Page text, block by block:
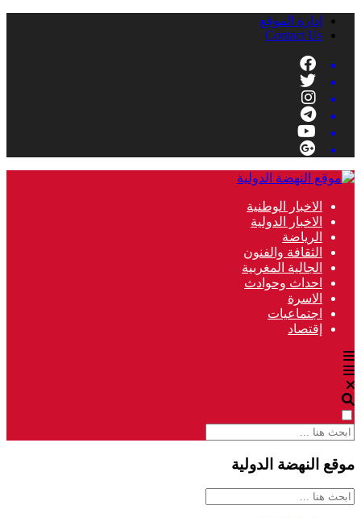
إدارة الموقع
Contact Us
الاخبار الوطنية
الاخبار الدولية
الرياضة
الثقافة والفنون
الجالية المغربية
احداث وحوادث
الاسرة
اجتماعيات
إقتصاد
موقع النهضة الدولية